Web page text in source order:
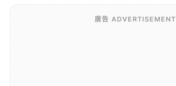
廣告 ADVERTISEMENT